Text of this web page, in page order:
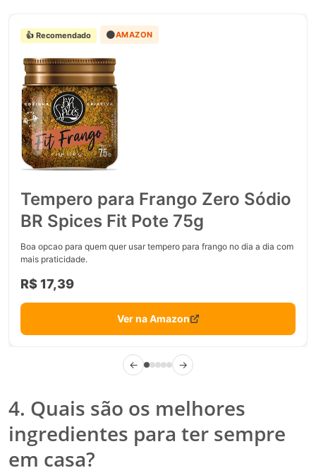
👍 Recomendado 🟠AMAZON
Tempero para Frango Zero Sódio
BR Spices Fit Pote 75g
Boa opcao para quem quer usar tempero para frango no dia a dia com
mais praticidade.
R$ 17,39
Ver na Amazon
← →
4. Quais são os melhores
ingredientes para ter sempre
em casa?